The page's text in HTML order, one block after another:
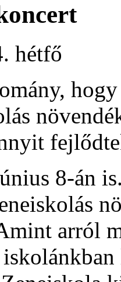
hétfő
8-án
arról